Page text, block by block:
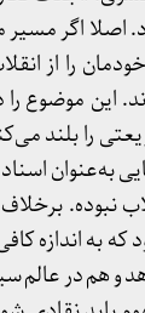
اگر مسير
را از
این موضوع را
را بلند
به‌عنوان
نبوده.
که به اندازه
در عالم